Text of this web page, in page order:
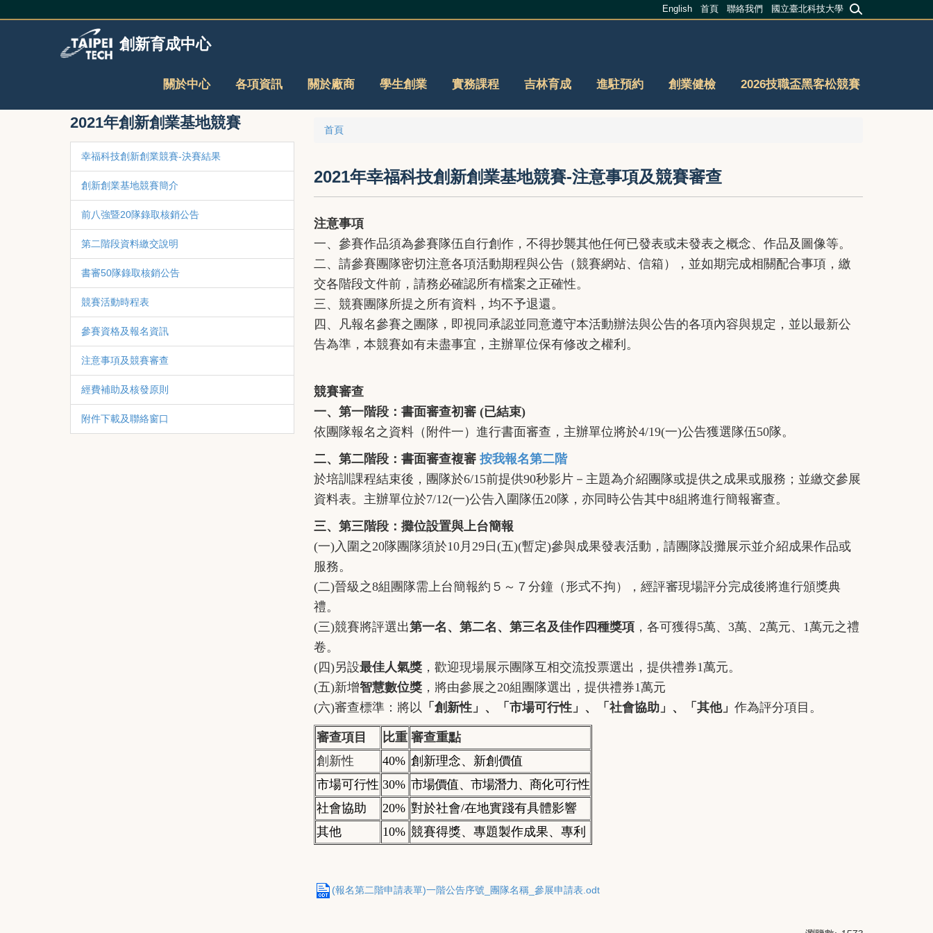
創新育成中心
關於中心 各項資訊 關於廠商 學生創業 實務課程 吉林育成 進駐預約 創業健檢 2026技職盃黑客松競賽
English 首頁 聯絡我們 國立臺北科技大學
2021年創新創業基地競賽
幸福科技創新創業競賽-決賽結果
創新創業基地競賽簡介
前八強暨20隊錄取核銷公告
第二階段資料繳交說明
書審50隊錄取核銷公告
競賽活動時程表
參賽資格及報名資訊
注意事項及競賽審查
經費補助及核發原則
附件下載及聯絡窗口
首頁
2021年幸福科技創新創業基地競賽-注意事項及競賽審查
注意事項
一、參賽作品須為參賽隊伍自行創作，不得抄襲其他任何已發表或未發表之概念、作品及圖像等。
二、請參賽團隊密切注意各項活動期程與公告（競賽網站、信箱），並如期完成相關配合事項，繳
交各階段文件前，請務必確認所有檔案之正確性。
三、競賽團隊所提之所有資料，均不予退還。
四、凡報名參賽之團隊，即視同承認並同意遵守本活動辦法與公告的各項內容與規定，並以最新公
告為準，本競賽如有未盡事宜，主辦單位保有修改之權利。
競賽審查
一、第一階段：書面審查初審 (已結束)
依團隊報名之資料（附件一）進行書面審查，主辦單位將於4/19(一)公告獲選隊伍50隊。
二、第二階段：書面審查複審 按我報名第二階
於培訓課程結束後，團隊於6/15前提供90秒影片－主題為介紹團隊或提供之成果或服務；並繳交參展
資料表。主辦單位於7/12(一)公告入圍隊伍20隊，亦同時公告其中8組將進行簡報審查。
三、第三階段：攤位設置與上台簡報
(一)入圍之20隊團隊須於10月29日(五)(暫定)參與成果發表活動，請團隊設攤展示並介紹成果作品或
服務。
(二)晉級之8組團隊需上台簡報約５～７分鐘（形式不拘），經評審現場評分完成後將進行頒獎典
禮。
(三)競賽將評選出第一名、第二名、第三名及佳作四種獎項 ，各可獲得5萬、3萬、2萬元、1萬元之禮
卷。
(四)另設最佳人氣獎 ，歡迎現場展示團隊互相交流投票選出，提供禮券1萬元。
(五)新增智慧數位獎 ，將由參展之20組團隊選出，提供禮券1萬元
(六)審查標準：將以 「創新性」、「市場可行性」、「社會協助」、「其他」 作為評分項目。
審查項目 比重 審查重點
創新性
40% 創新理念、新創價值
市場可行性 30% 市場價值、市場潛力、商化可行性
社會協助
20% 對於社會/在地實踐有具體影響
其他
10% 競賽得獎、專題製作成果、專利
(報名第二階申請表單)一階公告序號_團隊名稱_參展申請表.odt